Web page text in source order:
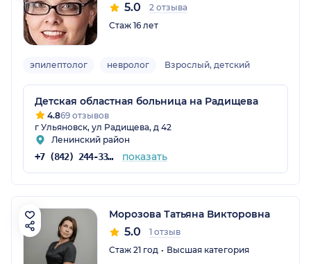
5.0
2 отзыва
Стаж 16 лет
эпилептолог невролог Взрослый, детский
Детская областная больница на Радищева
4.869 отзывов
г Ульяновск, ул Радищева, д 42
Ленинский район
+7 (842) 244-33-25 показать
Морозова Татьяна Викторовна
5.0
1 отзыв
Стаж 21 год
Высшая категория